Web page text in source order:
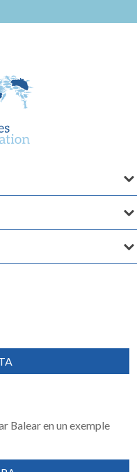
Balear en un exemple